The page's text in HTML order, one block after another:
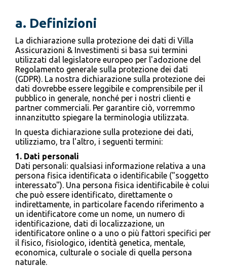
a. Definizioni
La dichiarazione sulla protezione dei dati di Villa
Assicurazioni & Investimenti si basa sui termini
utilizzati dal legislatore europeo per l'adozione del
Regolamento generale sulla protezione dei dati
(GDPR). La nostra dichiarazione sulla protezione dei
dati dovrebbe essere leggibile e comprensibile per il
pubblico in generale, nonché per i nostri clienti e
partner commerciali. Per garantire ciò, vorremmo
innanzitutto spiegare la terminologia utilizzata.
In questa dichiarazione sulla protezione dei dati,
utilizziamo, tra l'altro, i seguenti termini:
1. Dati personali
Dati personali: qualsiasi informazione relativa a una
persona fisica identificata o identificabile ("soggetto
interessato"). Una persona fisica identificabile è colui
che può essere identificato, direttamente o
indirettamente, in particolare facendo riferimento a
un identificatore come un nome, un numero di
identificazione, dati di localizzazione, un
identificatore online o a uno o più fattori specifici per
il fisico, fisiologico, identità genetica, mentale,
economica, culturale o sociale di quella persona
naturale.